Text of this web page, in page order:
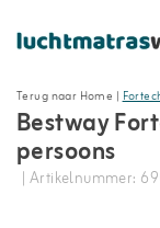
Terug naar Home |
Bestway
persoons
| Artikelnummer: